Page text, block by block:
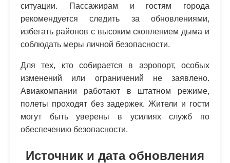
ситуации. Пассажирам и гостям города
рекомендуется следить за обновлениями,
избегать районов с высоким скоплением дыма и
соблюдать меры личной безопасности.
Для тех, кто собирается в аэропорт, особых
изменений или ограничений не заявлено.
Авиакомпании работают в штатном режиме,
полеты проходят без задержек. Жители и гости
могут быть уверены в усилиях служб по
обеспечению безопасности.
Источник и дата обновления